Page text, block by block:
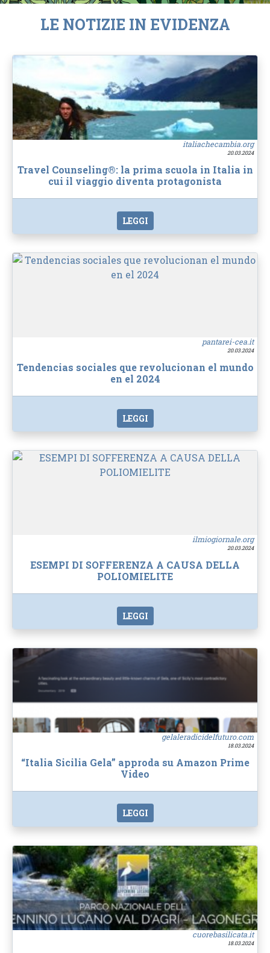
LE NOTIZIE IN EVIDENZA
italiachecambia.org
20.03.2024
Travel Counseling®: la prima scuola in Italia in
cui il viaggio diventa protagonista
LEGGI
pantarei-cea.it
20.03.2024
Tendencias sociales que revolucionan el mundo
en el 2024
LEGGI
ilmiogiornale.org
20.03.2024
ESEMPI DI SOFFERENZA A CAUSA DELLA
POLIOMIELITE
LEGGI
gelaleradicidelfuturo.com
18.03.2024
“Italia Sicilia Gela” approda su Amazon Prime
Video
LEGGI
cuorebasilicata.it
18.03.2024